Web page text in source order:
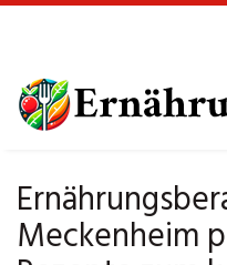
main
content
Meckenheim